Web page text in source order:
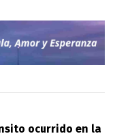
ocurrido en la